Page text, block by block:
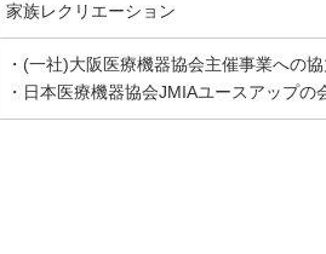
家族レクリエーション
・(一社)大阪医療機器協会主催事業への
・日本医療機器協会JMIAユースアップ